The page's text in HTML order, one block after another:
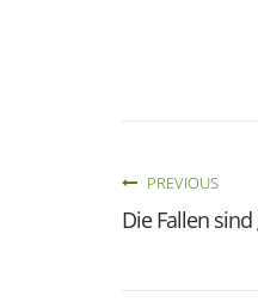
PREVIOUS
Die Fallen